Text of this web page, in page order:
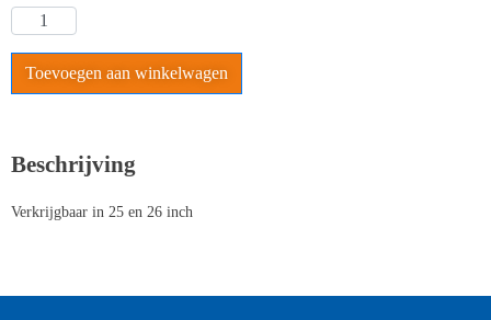
Toevoegen aan winkelwagen
Beschrijving
Verkrijgbaar in 25 en 26 inch